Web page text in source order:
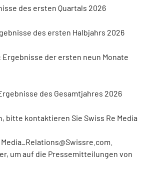
des ersten Quartals 2026
des ersten Halbjahrs 2026
Ergebnisse der ersten neun Monate
des Gesamtjahres 2026
bitte kontaktieren Sie Swiss Re Media
Media_Relations@Swissre.com.
um auf die Pressemitteilungen von